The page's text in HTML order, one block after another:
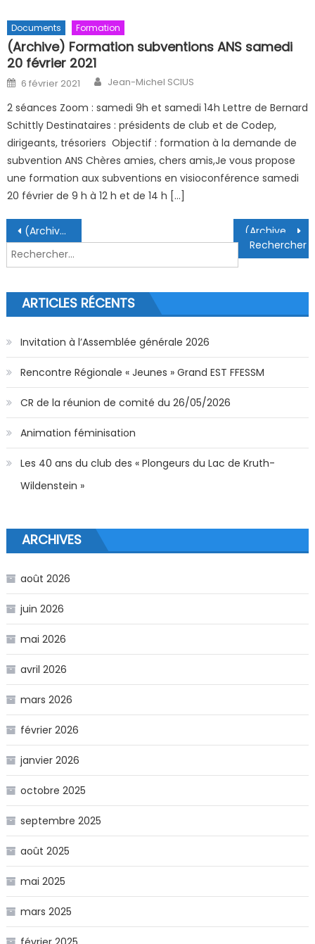
Documents Formation
(Archive) Formation subventions ANS samedi
20 février 2021
Posted on
6 février 2021 Author
Jean-Michel SCIUS
2 séances Zoom : samedi 9h et samedi 14h Lettre de Bernard
Schittly Destinataires : présidents de club et de Codep,
dirigeants, trésoriers Objectif : formation à la demande de
subvention ANS Chères amies, chers amis,Je vous propose
une formation aux subventions en visioconférence samedi
20 février de 9 h à 12 h et de 14 h […]
Navigation de l’article
(Archive) Trophée des remparts 2020
Rechercher :
ARTICLES RÉCENTS
Invitation à l’Assemblée générale 2026
Rencontre Régionale « Jeunes » Grand EST FFESSM
CR de la réunion de comité du 26/05/2026
Animation féminisation
Les 40 ans du club des « Plongeurs du Lac de Kruth-
Wildenstein »
ARCHIVES
août 2026
juin 2026
mai 2026
avril 2026
mars 2026
février 2026
janvier 2026
octobre 2025
septembre 2025
août 2025
mai 2025
mars 2025